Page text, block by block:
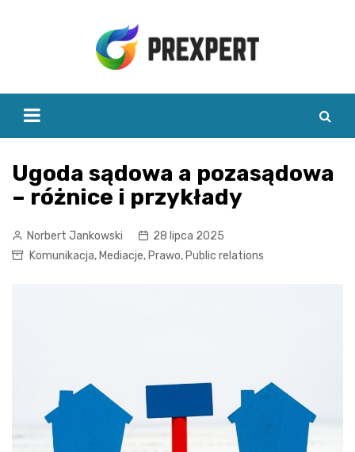
Ugoda sądowa a pozasądowa
– różnice i przykłady
Norbert Jankowski
28 lipca 2025
Komunikacja, Mediacje, Prawo, Public relations